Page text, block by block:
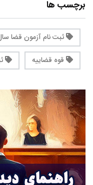
برچسب ها
ثبت نام آزمون قضا سال
قوه قضاییه